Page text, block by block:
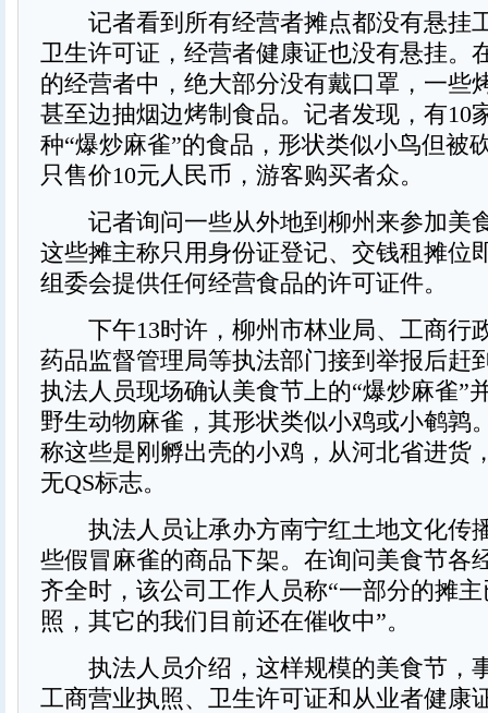
记者看到所有经营者摊点都没有悬挂
卫生许可证，经营者健康证也没有悬挂。
的经营者中，绝大部分没有戴口罩，一些
甚至边抽烟边烤制食品。记者发现，有10
种“爆炒麻雀”的食品，形状类似小鸟但被
只售价10元人民币，游客购买者众。
记者询问一些从外地到柳州来参加美
这些摊主称只用身份证登记、交钱租摊位
组委会提供任何经营食品的许可证件。
下午13时许，柳州市林业局、工商行
药品监督管理局等执法部门接到举报后赶
执法人员现场确认美食节上的“爆炒麻雀”
野生动物麻雀，其形状类似小鸡或小鹌鹑
称这些是刚孵出壳的小鸡，从河北省进货
无QS标志。
执法人员让承办方南宁红土地文化传
些假冒麻雀的商品下架。在询问美食节各
齐全时，该公司工作人员称“一部分的摊
照，其它的我们目前还在催收中”。
执法人员介绍，这样规模的美食节，
工商营业执照、卫生许可证和从业者健康